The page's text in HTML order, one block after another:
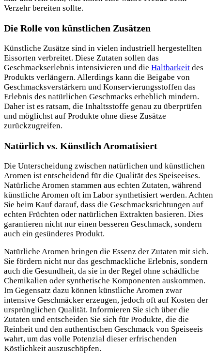
Verzehr bereiten sollte.
Die Rolle von künstlichen Zusätzen
Künstliche Zusätze sind in vielen industriell hergestellten
Eissorten verbreitet. Diese Zutaten sollen das
Geschmackserlebnis intensivieren und die Haltbarkeit des
Produkts verlängern. Allerdings kann die Beigabe von
Geschmacksverstärkern und Konservierungsstoffen das
Erlebnis des natürlichen Geschmacks erheblich mindern.
Daher ist es ratsam, die Inhaltsstoffe genau zu überprüfen
und möglichst auf Produkte ohne diese Zusätze
zurückzugreifen.
Natürlich vs. Künstlich Aromatisiert
Die Unterscheidung zwischen natürlichen und künstlichen
Aromen ist entscheidend für die Qualität des Speiseeises.
Natürliche Aromen stammen aus echten Zutaten, während
künstliche Aromen oft im Labor synthetisiert werden. Achten
Sie beim Kauf darauf, dass die Geschmacksrichtungen auf
echten Früchten oder natürlichen Extrakten basieren. Dies
garantieren nicht nur einen besseren Geschmack, sondern
auch ein gesünderes Produkt.
Natürliche Aromen bringen die Essenz der Zutaten mit sich.
Sie fördern nicht nur das geschmackliche Erlebnis, sondern
auch die Gesundheit, da sie in der Regel ohne schädliche
Chemikalien oder synthetische Komponenten auskommen.
Im Gegensatz dazu können künstliche Aromen zwar
intensive Geschmäcker erzeugen, jedoch oft auf Kosten der
ursprünglichen Qualität. Informieren Sie sich über die
Zutaten und entscheiden Sie sich für Produkte, die die
Reinheit und den authentischen Geschmack von Speiseeis
wahrt, um das volle Potenzial dieser erfrischenden
Köstlichkeit auszuschöpfen.